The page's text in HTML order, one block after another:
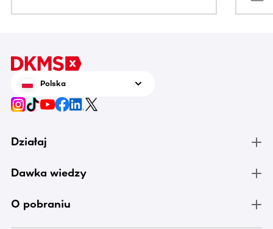
Polska
Działaj
Dawka wiedzy
O pobraniu